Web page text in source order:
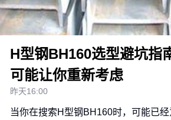
H型钢BH160选型避坑指
可能让你重新考虑
昨天16:00
当你在搜索H型钢BH160时，可能已